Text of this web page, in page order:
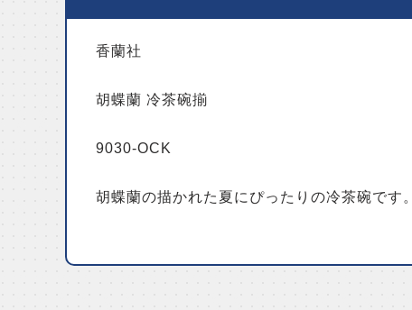
香蘭社
胡蝶蘭 冷茶碗揃
9030-OCK
胡蝶蘭の描かれた夏にぴったりの冷茶碗です。